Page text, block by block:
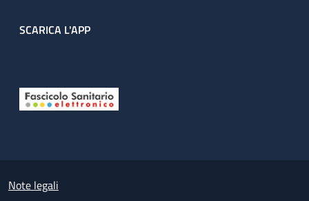
SCARICA L'APP
Small prints
Note legali